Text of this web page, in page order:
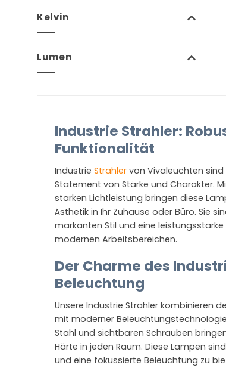
Kelvin
Lumen
Industrie Strahler:
Funktionalität
Industrie Strahler von Vivaleuchten
Statement von Stärke und Charakter.
starken Lichtleistung bringen diese
Ästhetik in Ihr Zuhause oder Büro. Sie
markanten Stil und eine
modernen Arbeitsbereichen.
Der Charme des
Beleuchtung
Unsere Industrie Strahler kombinieren
mit moderner
Stahl und sichtbaren Schrauben
Härte in jeden Raum. Diese Lampen
und eine fokussierte Beleuchtung zu